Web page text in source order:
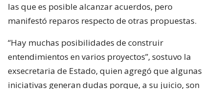
las que es posible alcanzar acuerdos, pero
manifestó reparos respecto de otras propuestas.
“Hay muchas posibilidades de construir
entendimientos en varios proyectos”, sostuvo la
exsecretaria de Estado, quien agregó que algunas
iniciativas generan dudas porque, a su juicio, son